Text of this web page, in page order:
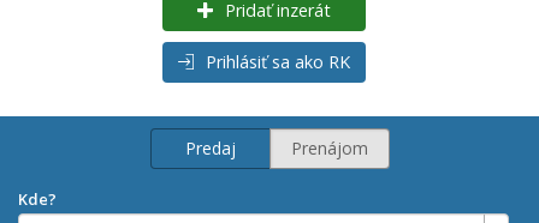
Pridať inzerát
Prihlásiť sa ako RK
Predaj Prenájom
Kde?